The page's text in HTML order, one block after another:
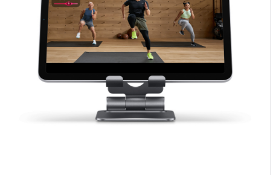
Zurück
Bild
-
Satechi
klappbarer
Aluminiumständer